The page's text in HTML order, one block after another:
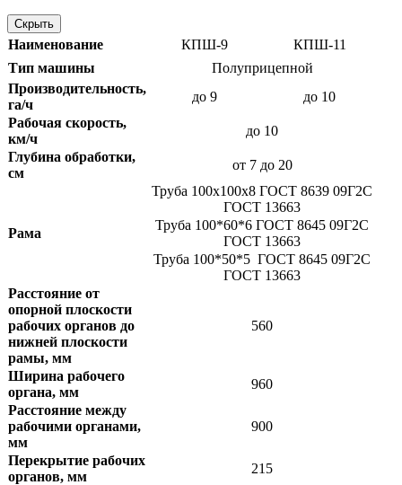
Скрыть
Наименование КПШ-9
КПШ-11
Тип машины
Полуприцепной
Производительность,
га/ч
до 9
до 10
Рабочая скорость,
км/ч
до 10
Глубина обработки,
см
от 7 до 20
Рама
Труба 100х100х8 ГОСТ 8639 09Г2С
ГОСТ 13663
Труба 100*60*6 ГОСТ 8645 09Г2С
ГОСТ 13663
Труба 100*50*5 ГОСТ 8645 09Г2С
ГОСТ 13663
Расстояние от
опорной плоскости
рабочих органов до
нижней плоскости
рамы, мм
560
Ширина рабочего
органа, мм
960
Расстояние между
рабочими органами,
мм
900
Перекрытие рабочих
органов, мм
215